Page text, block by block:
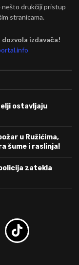
nešto drukčiji pristup
stranicama.
dozvola izdavača!
ostavljaju
požar u Ružićima,
šume i raslinja!
zatekla